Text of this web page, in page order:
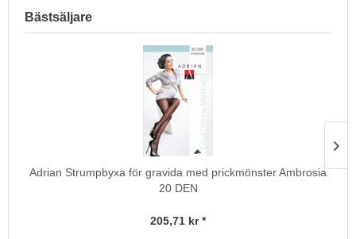
Bästsäljare
Adrian Strumpbyxa för gravida med prickmönster Ambrosia
20 DEN
205,71 kr *